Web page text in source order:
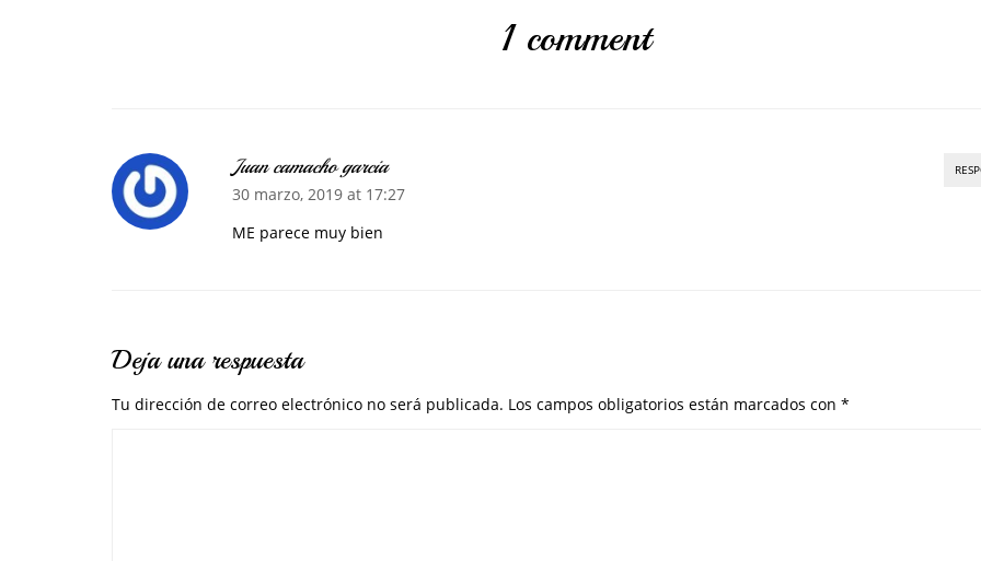
1 comment
Juan camacho garcia
30 marzo, 2019 at 17:27
ME parece muy bien
Deja una respuesta
Tu dirección de correo electrónico no será publicada. Los campos obligatorios están marcados con *